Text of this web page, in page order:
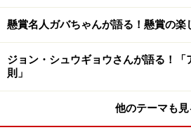
楽しめる場所を探す。またインバ
いるなど）の情報は必須」だと言
最後に、これから旅行を計画して
ドバイスを求めると、「私自身は
ので人様にアドバイスと言える
懸賞名人ガバちゃんが語る！懸賞の楽
ジョン・シュウギョウさんが語る！「
則」
他のテーマも見